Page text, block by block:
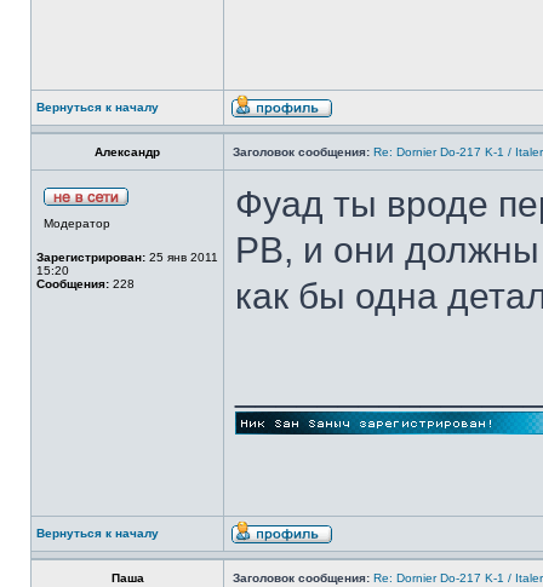
Вернуться к началу
Александр Заголовок сообщения: Re: Dornier Do-217 K-1 /
Модератор
Зарегистрирован: 25 янв 2011
15:20
Сообщения: 228
Фуад ты вроде
РВ, и они должны
как бы одна
Вернуться к началу
Паша Заголовок сообщения: Re: Dornier Do-217 K-1 /